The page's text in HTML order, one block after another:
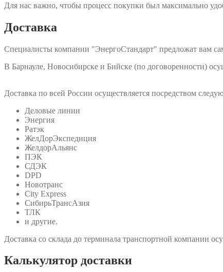
Для нас важно, чтобы процесс покупки был максимально
Доставка
Специалисты компании "ЭнергоСтандарт" предложат вам
В Барнауле, Новосибирске и Бийске (по договоренности)
Доставка по всей России осуществляется посредством
Деловые линии
Энергия
Ратэк
ЖелДорЭкспедиция
ЖелдорАльянс
ПЭК
СДЭК
DPD
Новотранс
City Express
СибирьТрансАзия
ТЛК
и другие.
Доставка со склада до терминала транспортной компании
Калькулятор доставки